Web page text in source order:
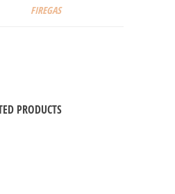
FIREGAS
PRODUCTS